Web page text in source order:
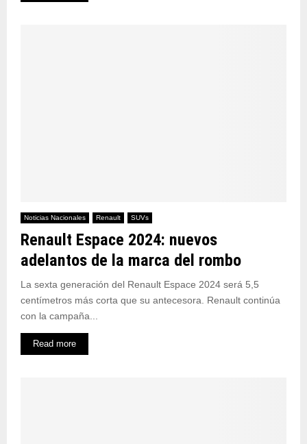
Noticias Nacionales Renault SUVs
Renault Espace 2024: nuevos
adelantos de la marca del rombo
La sexta generación del Renault Espace 2024 será 5,5
centímetros más corta que su antecesora. Renault continúa
con la campaña...
Read more